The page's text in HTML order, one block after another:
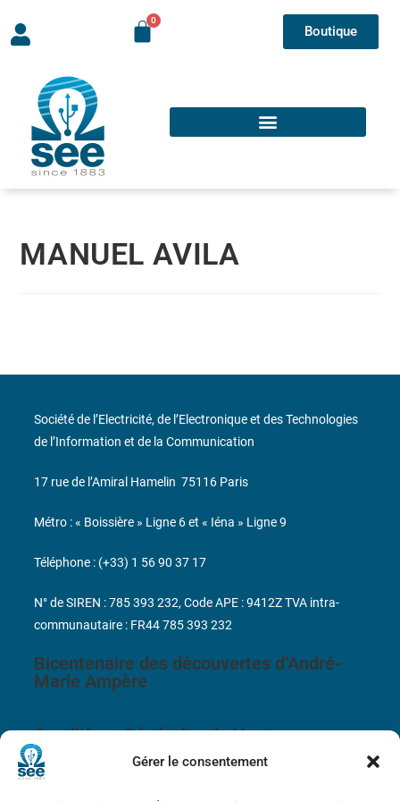
Gérer le consentement
Boutique
MANUEL AVILA
Bicentenaire des découvertes d’André-
Marie Ampère
Conditions Générales de Vente
Société de l’Electricité, de l’Electronique et des Technologies
de l’Information et de la Communication
17 rue de l’Amiral Hamelin 75116 Paris
Métro : « Boissière » Ligne 6 et « Iéna » Ligne 9
Téléphone : (+33) 1 56 90 37 17
N° de SIREN : 785 393 232, Code APE : 9412Z TVA intra-
communautaire : FR44 785 393 232